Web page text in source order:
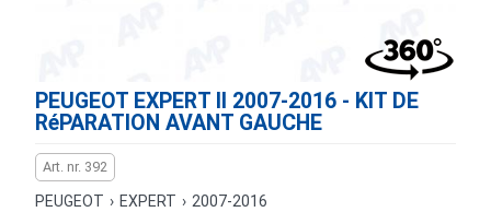
PEUGEOT EXPERT II 2007-2016 - KIT DE
RéPARATION AVANT GAUCHE
Art. nr. 392
PEUGEOT › EXPERT › 2007-2016